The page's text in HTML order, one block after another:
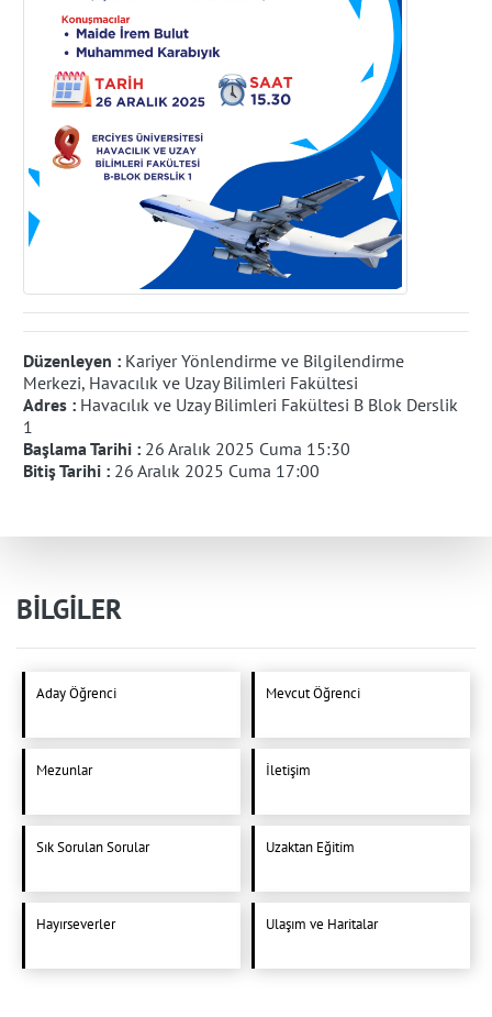
Düzenleyen : Kariyer Yönlendirme ve Bilgilendirme
Merkezi, Havacılık ve Uzay Bilimleri Fakültesi
Adres : Havacılık ve Uzay Bilimleri Fakültesi B Blok Derslik
1
Başlama Tarihi : 26 Aralık 2025 Cuma 15:30
Bitiş Tarihi : 26 Aralık 2025 Cuma 17:00
BİLGİLER
Aday Öğrenci Mevcut Öğrenci
Mezunlar İletişim
Sık Sorulan Sorular Uzaktan Eğitim
Hayırseverler Ulaşım ve Haritalar